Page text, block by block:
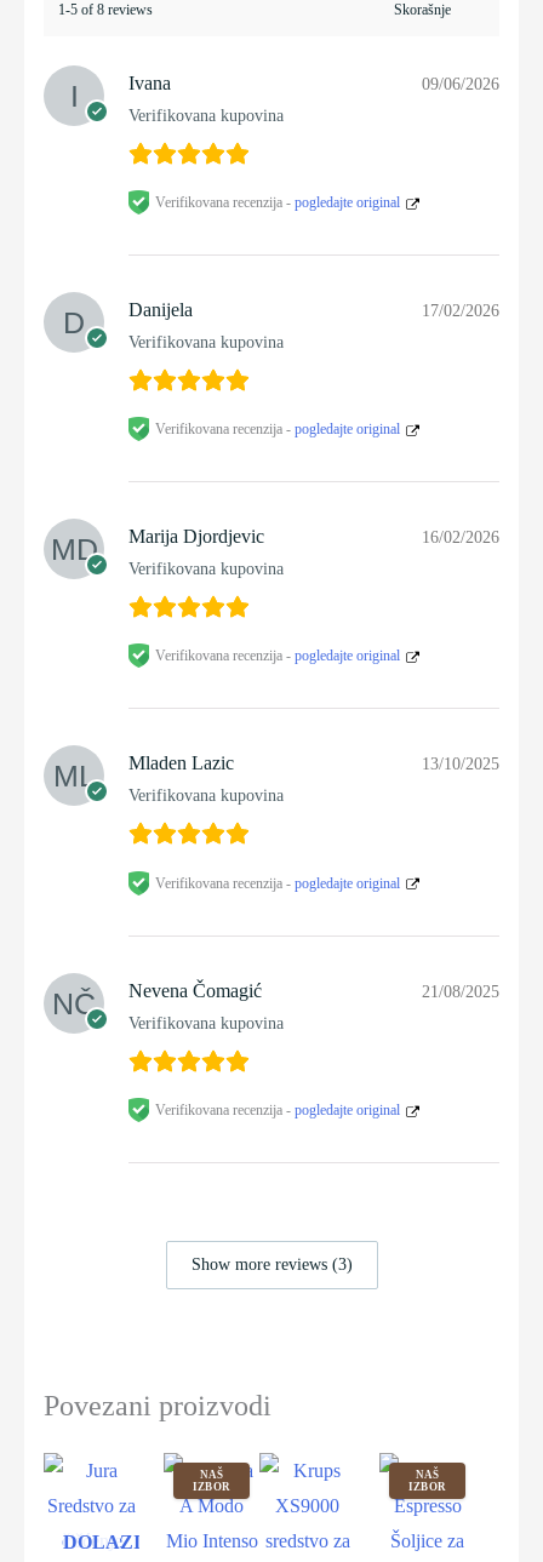
1-5 of 8 reviews
Ivana
Verifikovana kupovina
09/06/2026
Verifikovana recenzija - pogledajte original
Danijela
Verifikovana kupovina
17/02/2026
Verifikovana recenzija - pogledajte original
Marija Djordjevic
Verifikovana kupovina
16/02/2026
Verifikovana recenzija - pogledajte original
Mladen Lazic
Verifikovana kupovina
13/10/2025
Verifikovana recenzija - pogledajte original
Nevena Čomagić
Verifikovana kupovina
21/08/2025
Verifikovana recenzija - pogledajte original
Show more reviews (3)
Povezani proizvodi
DOLAZIM
NAŠ
IZBOR
NAŠ
IZBOR